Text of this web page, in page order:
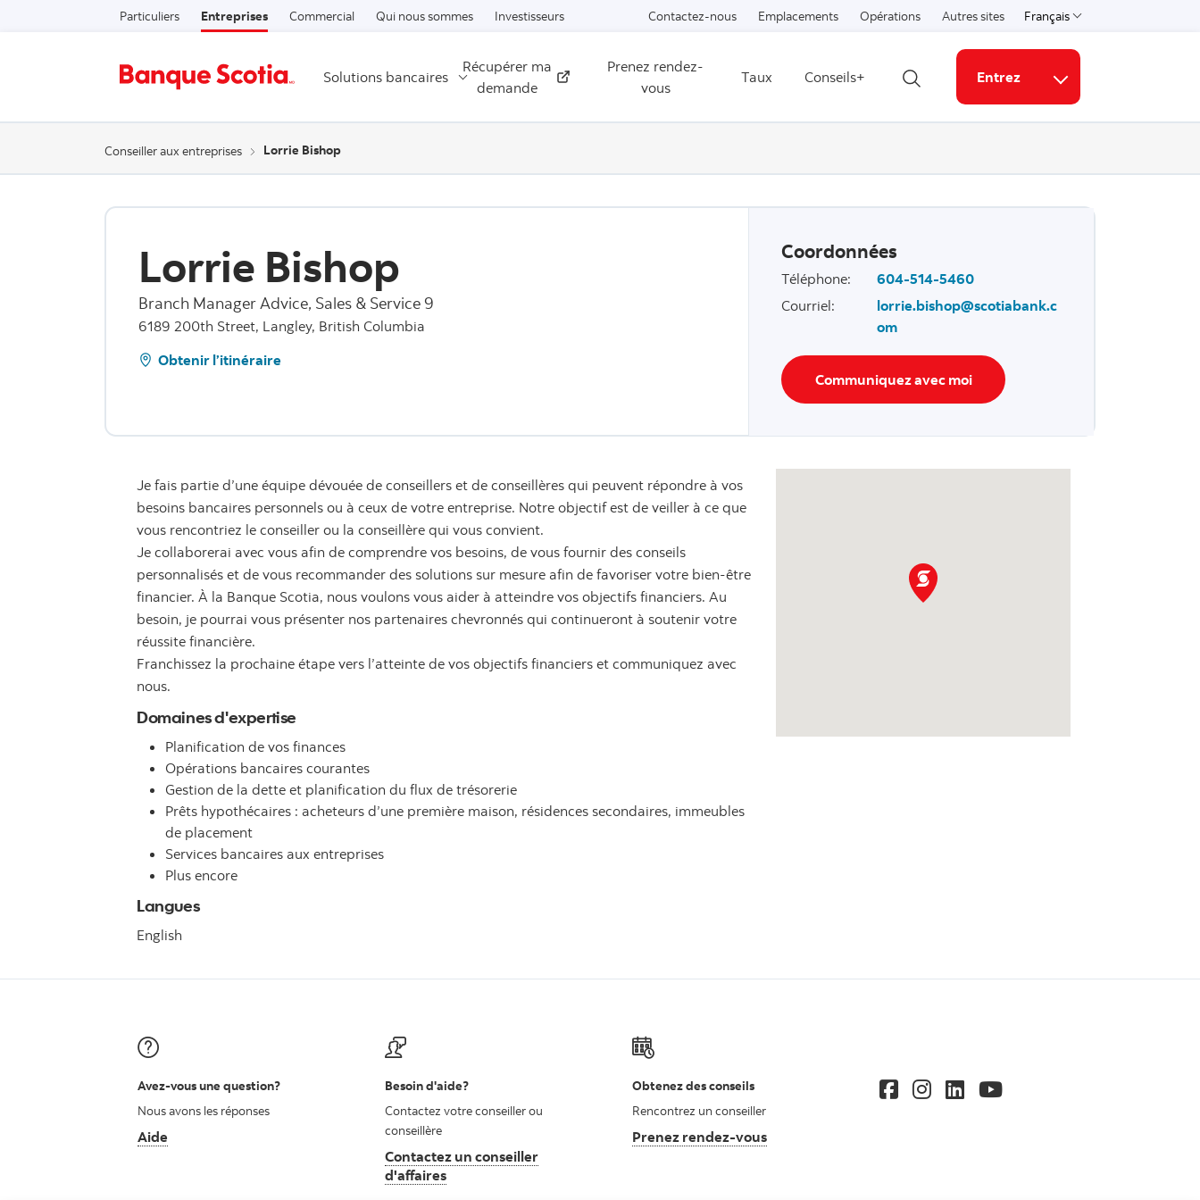
Passer au contenu
Particuliers Entreprises Commercial Qui nous sommes Investisseurs Contactez-nous Emplacements Opérations Autres sites Français
Select a language
Solutions bancaires
Récupérer ma
demande
Externe
Prenez rendez-
vous
Taux
Conseils+
Ouvrir la recherche
Entrez
Liens connexes
Conseiller aux entreprises Lorrie Bishop
Lorrie Bishop
Branch Manager Advice, Sales & Service 9
6189 200th Street, Langley, British Columbia
Obtenir l’itinéraire
Coordonnées
Téléphone:
604-514-5460
Courriel:
lorrie.bishop@scotiabank.c
om
Communiquez avec moi
Je fais partie d’une équipe dévouée de conseillers et de conseillères qui peuvent répondre à vos
besoins bancaires personnels ou à ceux de votre entreprise. Notre objectif est de veiller à ce que
vous rencontriez le conseiller ou la conseillère qui vous convient.
Je collaborerai avec vous afin de comprendre vos besoins, de vous fournir des conseils
personnalisés et de vous recommander des solutions sur mesure afin de favoriser votre bien-être
financier. À la Banque Scotia, nous voulons vous aider à atteindre vos objectifs financiers. Au
besoin, je pourrai vous présenter nos partenaires chevronnés qui continueront à soutenir votre
réussite financière.
Franchissez la prochaine étape vers l’atteinte de vos objectifs financiers et communiquez avec
nous.
Domaines d'expertise
Planification de vos finances
Opérations bancaires courantes
Gestion de la dette et planification du flux de trésorerie
Prêts hypothécaires : acheteurs d’une première maison, résidences secondaires, immeubles
de placement
Services bancaires aux entreprises
Plus encore
Langues
English
Avez-vous une question?
Nous avons les réponses
Aide
Besoin d'aide?
Contactez votre conseiller ou
conseillère
Contactez un conseiller
d'affaires
Obtenez des conseils
Rencontrez un conseiller
Prenez rendez-vous